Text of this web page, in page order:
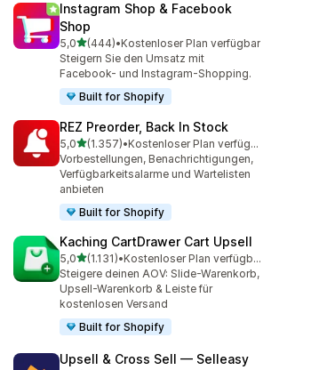
Instagram Shop & Facebook
Shop
5,0von 5 Sternen
(444)
444 Rezensionen insgesamt
•Kostenloser Plan verfügbar
Steigern Sie den Umsatz mit
Facebook- und Instagram-Shopping.
Built for Shopify
REZ Preorder, Back In Stock
5,0von 5 Sternen
(1.357)
1357 Rezensionen insgesamt
•
Kostenloser Plan verfügbar
Vorbestellungen, Benachrichtigungen,
Verfügbarkeitsalarme und Wartelisten
anbieten
Built for Shopify
Kaching CartDrawer Cart Upsell
5,0von 5 Sternen
(1.131)
1131 Rezensionen insgesamt
•
Kostenloser Plan verfügbar
Steigere deinen AOV: Slide-Warenkorb,
Upsell-Warenkorb & Leiste für
kostenlosen Versand
Built for Shopify
Upsell & Cross Sell — Selleasy